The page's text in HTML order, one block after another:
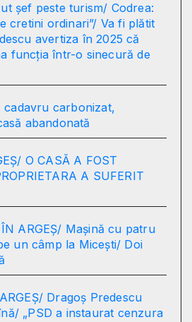
șef peste turism/ Codrea:
cretini ordinari”/ Va fi plătit
avertiza în 2025 că
funcția într-o sinecură de
cadavru carbonizat,
abandonată
O CASĂ A FOST
A SUFERIT
ARGEȘ/ Mașină cu patru
un câmp la Micești/ Doi
Dragoș Predescu
„PSD a instaurat cenzura